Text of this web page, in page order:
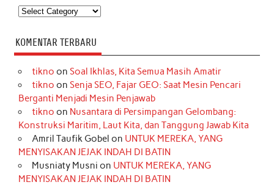
Kategori
KOMENTAR TERBARU
tikno on Soal Ikhlas, Kita Semua Masih Amatir
tikno on Senja SEO, Fajar GEO: Saat Mesin Pencari
Berganti Menjadi Mesin Penjawab
tikno on Nusantara di Persimpangan Gelombang:
Konstruksi Maritim, Laut Kita, dan Tanggung Jawab Kita
Amril Taufik Gobel on UNTUK MEREKA, YANG
MENYISAKAN JEJAK INDAH DI BATIN
Musniaty Musni on UNTUK MEREKA, YANG
MENYISAKAN JEJAK INDAH DI BATIN